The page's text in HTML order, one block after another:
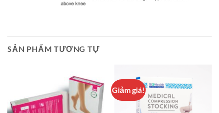
SẢN PHẨM TƯƠNG TỰ
Giảm giá!